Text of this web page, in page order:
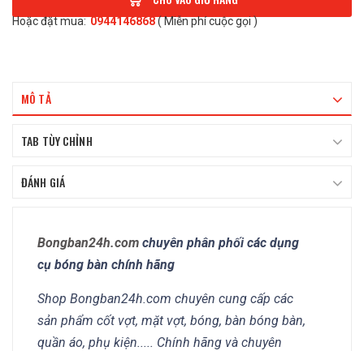
Hoặc đặt mua: 0944146868( Miễn phí cuộc gọi )
MÔ TẢ
TAB TÙY CHỈNH
ĐÁNH GIÁ
Bongban24h.com chuyên phân phối các dụng
cụ bóng bàn chính hãng
Shop Bongban24h.com chuyên cung cấp các
sản phẩm cốt vợt, mặt vợt, bóng, bàn bóng bàn,
quần áo, phụ kiện..... Chính hãng và chuyên